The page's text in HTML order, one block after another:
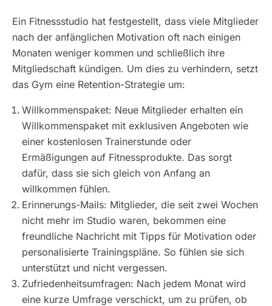
Ein Fitnessstudio hat festgestellt, dass viele Mitglieder
nach der anfänglichen Motivation oft nach einigen
Monaten weniger kommen und schließlich ihre
Mitgliedschaft kündigen. Um dies zu verhindern, setzt
das Gym eine Retention-Strategie um:
Willkommenspaket: Neue Mitglieder erhalten ein
Willkommenspaket mit exklusiven Angeboten wie
einer kostenlosen Trainerstunde oder
Ermäßigungen auf Fitnessprodukte. Das sorgt
dafür, dass sie sich gleich von Anfang an
willkommen fühlen.
Erinnerungs-Mails: Mitglieder, die seit zwei Wochen
nicht mehr im Studio waren, bekommen eine
freundliche Nachricht mit Tipps für Motivation oder
personalisierte Trainingspläne. So fühlen sie sich
unterstützt und nicht vergessen.
Zufriedenheitsumfragen: Nach jedem Monat wird
eine kurze Umfrage verschickt, um zu prüfen, ob